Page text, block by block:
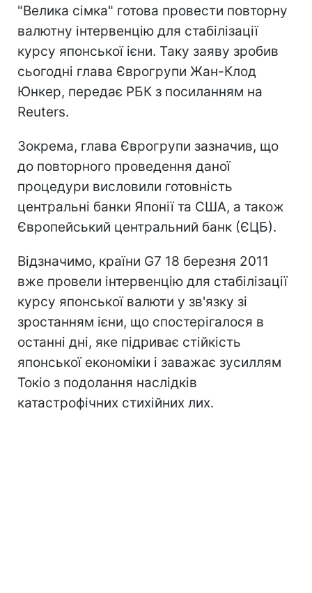
"Велика сімка" готова провести повторну
валютну інтервенцію для стабілізації
курсу японської ієни. Таку заяву зробив
сьогодні глава Єврогрупи Жан-Клод
Юнкер, передає РБК з посиланням на
Reuters.
Зокрема, глава Єврогрупи зазначив, що
до повторного проведення даної
процедури висловили готовність
центральні банки Японії та США, а також
Європейський центральний банк (ЄЦБ).
Відзначимо, країни G7 18 березня 2011
вже провели інтервенцію для стабілізації
курсу японської валюти у зв'язку зі
зростанням ієни, що спостерігалося в
останні дні, яке підриває стійкість
японської економіки і заважає зусиллям
Токіо з подолання наслідків
катастрофічних стихійних лих.